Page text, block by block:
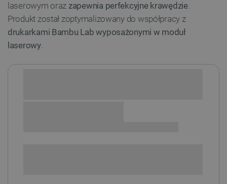
laserowym oraz zapewnia perfekcyjne krawędzie.
Produkt został zoptymalizowany do współpracy z
drukarkami Bambu Lab wyposażonymi w moduł
laserowy.